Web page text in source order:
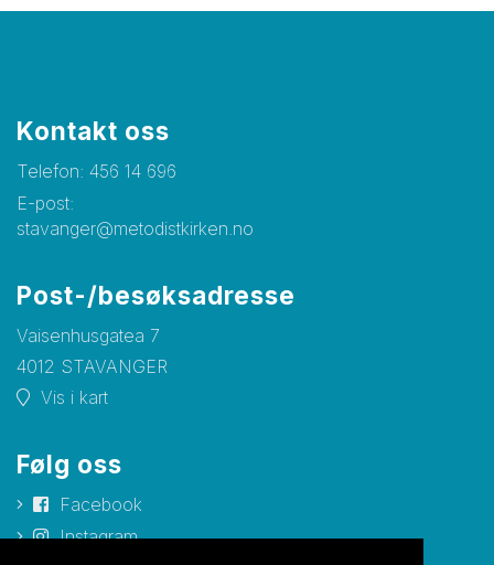
Kontakt oss
Telefon: 456 14 696
E-post:
stavanger@metodistkirken.no
Post-/besøksadresse
Vaisenhusgatea 7
4012 STAVANGER
Vis i kart
Følg oss
Facebook
Instagram